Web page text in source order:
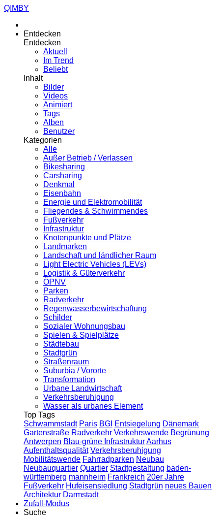
QIMBY
Entdecken
Entdecken
Aktuell
Im Trend
Beliebt
Inhalt
Bilder
Videos
Animiert
Tags
Alben
Benutzer
Kategorien
Alle
Außer Betrieb / Verlassen
Bikesharing
Carsharing
Denkmal
Eisenbahn
Energie und Elektromobilität
Fliegendes & Schwimmendes
Fußverkehr
Infrastruktur
Knotenpunkte und Plätze
Landmarken
Landschaft und ländlicher Raum
Light Electric Vehicles (LEVs)
Logistik & Güterverkehr
ÖPNV
Parken
Radverkehr
Regenwasserbewirtschaftung
Schilder
Sozialer Wohnungsbau
Spielen & Spielplätze
Städtebau
Stadtgrün
Straßenraum
Suburbia / Vororte
Transformation
Urbane Landwirtschaft
Verkehrsberuhigung
Wasser als urbanes Element
Top Tags
Schwammstadt Paris BGI Entsiegelung Dänemark
Gartenstraße Radverkehr Verkehrswende Begrünung
Antwerpen Blau-grüne InfrastrukturAarhus
Aufenthaltsqualität Verkehrsberuhigung
Mobilitätswende Fahrradparken Neubau
Neubauquartier Quartier Stadtgestaltung baden-
württemberg mannheim Frankreich 20er Jahre
Fußverkehr Hufeisensiedlung Stadtgrün neues Bauen
Architektur Darmstadt
Zufall-Modus
Suche